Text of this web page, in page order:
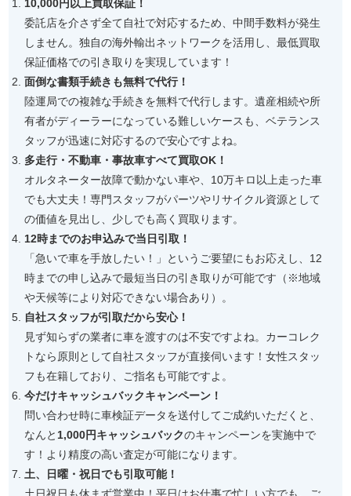
10,000円以上買取保証！
委託店を介さず全て自社で対応するため、中間手数料が発生
しません。独自の海外輸出ネットワークを活用し、最低買取
保証価格での引き取りを実現しています！
面倒な書類手続きも無料で代行！
陸運局での複雑な手続きを無料で代行します。遺産相続や所
有者がディーラーになっている難しいケースも、ベテランス
タッフが迅速に対応するので安心ですよね。
多走行・不動車・事故車すべて買取OK！
オルタネーター故障で動かない車や、10万キロ以上走った車
でも大丈夫！専門スタッフがパーツやリサイクル資源として
の価値を見出し、少しでも高く買取ります。
12時までのお申込みで当日引取！
「急いで車を手放したい！」というご要望にもお応えし、12
時までの申し込みで最短当日の引き取りが可能です（※地域
や天候等により対応できない場合あり）。
自社スタッフが引取だから安心！
見ず知らずの業者に車を渡すのは不安ですよね。カーコレク
トなら原則として自社スタッフが直接伺います！女性スタッ
フも在籍しており、ご指名も可能ですよ。
今だけキャッシュバックキャンペーン！
問い合わせ時に車検証データを送付してご成約いただくと、
なんと 1,000円キャッシュバックのキャンペーンを実施中で
す！より精度の高い査定が可能になります。
土、日曜・祝日でも引取可能！